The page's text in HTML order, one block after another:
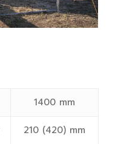
1400 mm
210 (420) mm